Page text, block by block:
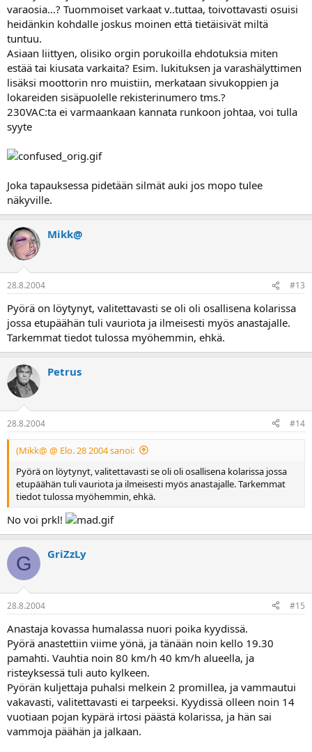
varaosia...? Tuommoiset varkaat v..tuttaa, toivottavasti osuisi
heidänkin kohdalle joskus moinen että tietäisivät miltä
tuntuu.
Asiaan liittyen, olisiko orgin porukoilla ehdotuksia miten
estää tai kiusata varkaita? Esim. lukituksen ja varashälyttimen
lisäksi moottorin nro muistiin, merkataan sivukoppien ja
lokareiden sisäpuolelle rekisterinumero tms.?
230VAC:ta ei varmaankaan kannata runkoon johtaa, voi tulla
syyte
Joka tapauksessa pidetään silmät auki jos mopo tulee
näkyville.
Mikk@
28.8.2004 #13
Pyörä on löytynyt, valitettavasti se oli oli osallisena kolarissa
jossa etupäähän tuli vauriota ja ilmeisesti myös anastajalle.
Tarkemmat tiedot tulossa myöhemmin, ehkä.
Petrus
28.8.2004 #14
(Mikk@ @ Elo. 28 2004 sanoi:
Pyörä on löytynyt, valitettavasti se oli oli osallisena kolarissa jossa
etupäähän tuli vauriota ja ilmeisesti myös anastajalle. Tarkemmat
tiedot tulossa myöhemmin, ehkä.
No voi prkl!
G GriZzLy
28.8.2004 #15
Anastaja kovassa humalassa nuori poika kyydissä.
Pyörä anastettiin viime yönä, ja tänään noin kello 19.30
pamahti. Vauhtia noin 80 km/h 40 km/h alueella, ja
risteyksessä tuli auto kylkeen.
Pyörän kuljettaja puhalsi melkein 2 promillea, ja vammautui
vakavasti, valitettavasti ei tarpeeksi. Kyydissä olleen noin 14
vuotiaan pojan kypärä irtosi päästä kolarissa, ja hän sai
vammoja päähän ja jalkaan.